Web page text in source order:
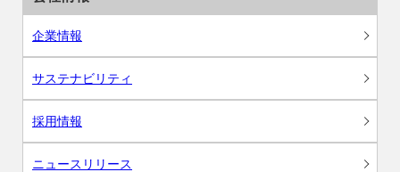
企業情報
サステナビリティ
採用情報
ニュースリリース